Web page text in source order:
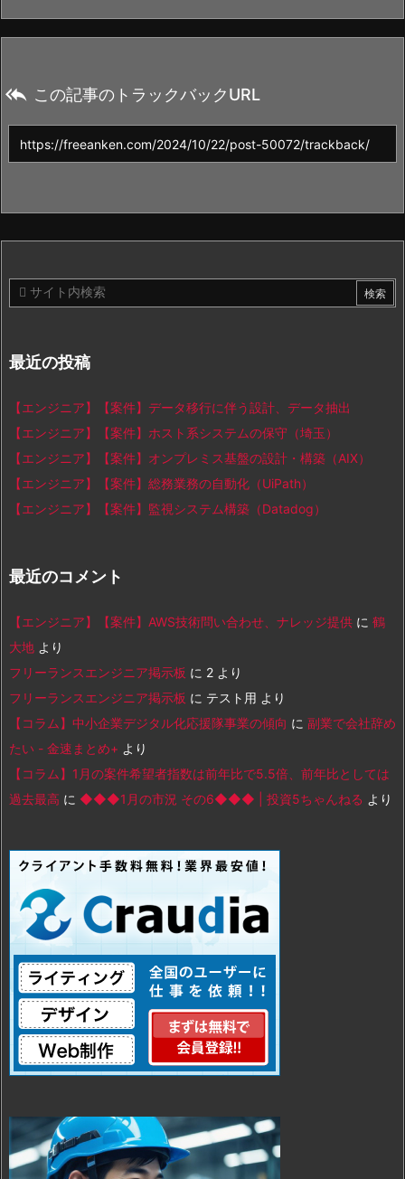
 この記事のトラックバックURL
最近の投稿
【エンジニア】【案件】データ移行に伴う設計、データ抽出
【エンジニア】【案件】ホスト系システムの保守（埼玉）
【エンジニア】【案件】オンプレミス基盤の設計・構築（AIX）
【エンジニア】【案件】総務業務の自動化（UiPath）
【エンジニア】【案件】監視システム構築（Datadog）
最近のコメント
【エンジニア】【案件】AWS技術問い合わせ、ナレッジ提供 に 鶴
大地 より
フリーランスエンジニア掲示板 に 2 より
フリーランスエンジニア掲示板 に テスト用 より
【コラム】中小企業デジタル化応援隊事業の傾向 に 副業で会社辞め
たい - 金速まとめ+ より
【コラム】1月の案件希望者指数は前年比で5.5倍、前年比としては
過去最高 に ◆◆◆1月の市況 その6◆◆◆ | 投資5ちゃんねる より